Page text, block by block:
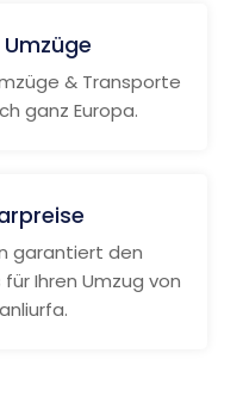
& Transporte
ganz Europa.
garantiert den
Ihren Umzug von